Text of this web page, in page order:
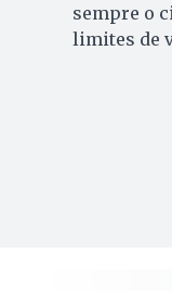
sempre o
limites de